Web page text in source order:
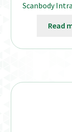
Productos
Welcome to
Scanbody
Read